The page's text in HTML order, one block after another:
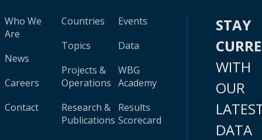
Who We
Are
News
Careers
Contact
Countries
Topics
Projects &
Operations
Research &
Publications
Events
Data
WBG
Academy
Results
Scorecard
STAY
WITH
OUR
DATA